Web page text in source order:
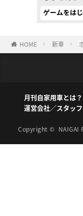
HOME 新車
月刊自家用車とは？
運営会社／スタッフ
Copyright © NAIGAI